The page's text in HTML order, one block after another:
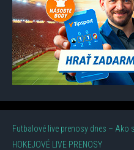
Futbalové live prenosy dnes – Ako
HOKEJOVÉ LIVE PRENOSY